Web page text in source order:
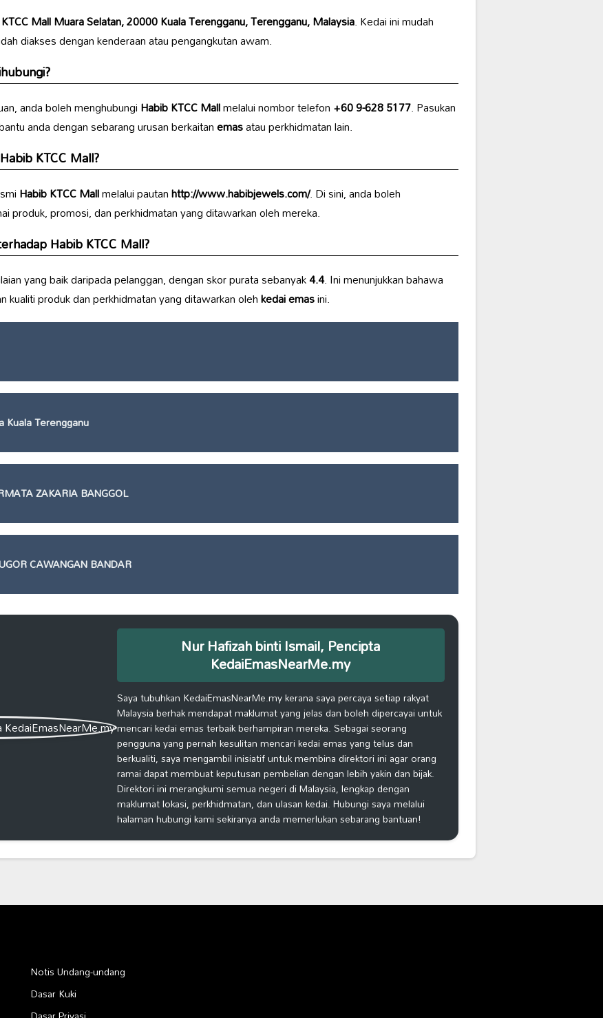
Mall Muara Selatan, 20000 Kuala Terengganu, Terengganu, Malaysia. Kedai ini mudah
diakses dengan kenderaan atau pengangkutan awam.
anda boleh menghubungiHabib KTCC Mallmelalui nombor telefon+60 9-628 5177. Pasukan
anda dengan sebarang urusan berkaitanemasatau perkhidmatan lain.
Habib KTCC Mall?
Habib KTCC Mallmelalui pautanhttp://www.habibjewels.com/. Di sini, anda boleh
produk, promosi, dan perkhidmatan yang ditawarkan oleh mereka.
Habib KTCC Mall?
yang baik daripada pelanggan, dengan skor purata sebanyak4.4. Ini menunjukkan bahawa
kualiti produk dan perkhidmatan yang ditawarkan olehkedai emasini.
Kuala Terengganu
ZAKARIA BANGGOL
CAWANGAN BANDAR
Nur Hafizah binti Ismail, Pencipta
KedaiEmasNearMe.my
Saya tubuhkan KedaiEmasNearMe.my kerana saya percaya setiap rakyat
Malaysia berhak mendapat maklumat yang jelas dan boleh dipercayai untuk
mencari kedai emas terbaik berhampiran mereka. Sebagai seorang
pengguna yang pernah kesulitan mencari kedai emas yang telus dan
berkualiti, saya mengambil inisiatif untuk membina direktori ini agar orang
ramai dapat membuat keputusan pembelian dengan lebih yakin dan bijak.
Direktori ini merangkumi semua negeri di Malaysia, lengkap dengan
maklumat lokasi, perkhidmatan, dan ulasan kedai. Hubungi saya melalui
halaman hubungi kami sekiranya anda memerlukan sebarang bantuan!
Notis Undang-undang
Dasar Kuki